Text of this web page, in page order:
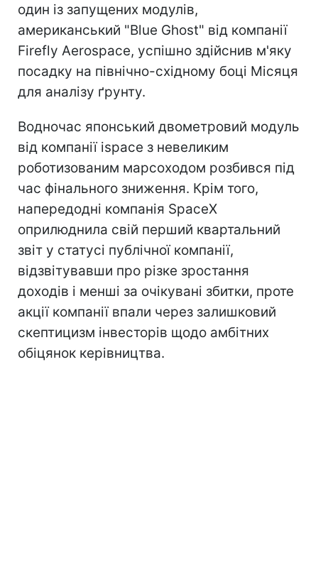
один із запущених модулів,
американський "Blue Ghost" від компанії
Firefly Aerospace, успішно здійснив м'яку
посадку на північно-східному боці Місяця
для аналізу ґрунту.
Водночас японський двометровий модуль
від компанії ispace з невеликим
роботизованим марсоходом розбився під
час фінального зниження. Крім того,
напередодні компанія SpaceX
оприлюднила свій перший квартальний
звіт у статусі публічної компанії,
відзвітувавши про різке зростання
доходів і менші за очікувані збитки, проте
акції компанії впали через залишковий
скептицизм інвесторів щодо амбітних
обіцянок керівництва.